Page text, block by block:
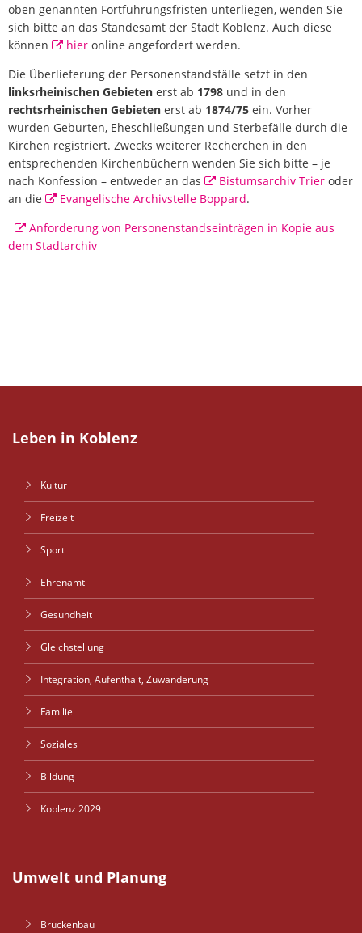
oben genannten Fortführungsfristen unterliegen, wenden Sie
sich bitte an das Standesamt der Stadt Koblenz. Auch diese
können
hieronline angefordert werden.
Die Überlieferung der Personenstandsfälle setzt in den
linksrheinischen Gebieten erst ab 1798 und in den
rechtsrheinischen Gebieten erst ab 1874/75 ein. Vorher
wurden Geburten, Eheschließungen und Sterbefälle durch die
Kirchen registriert. Zwecks weiterer Recherchen in den
entsprechenden Kirchenbüchern wenden Sie sich bitte – je
nach Konfession – entweder an das
Bistumsarchiv Trieroder
an die
Evangelische Archivstelle Boppard.
Anforderung von Personenstandseinträgen in Kopie aus
dem Stadtarchiv
Leben in Koblenz
Kultur
Freizeit
Sport
Ehrenamt
Gesundheit
Gleichstellung
Integration, Aufenthalt, Zuwanderung
Familie
Soziales
Bildung
Koblenz 2029
Umwelt und Planung
Brückenbau